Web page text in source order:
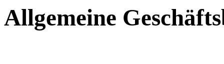
Allgemeine